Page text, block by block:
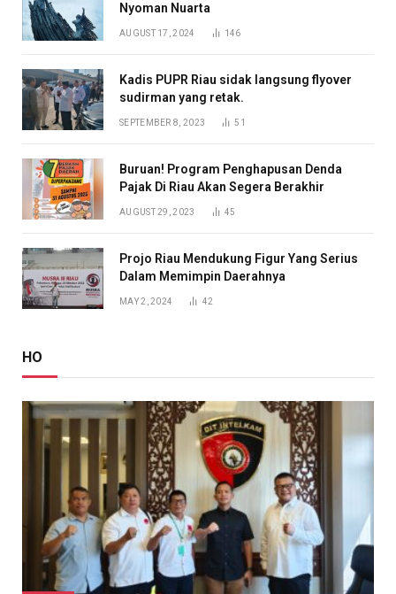
Nyoman Nuarta
AUGUST 17, 2024 146
Kadis PUPR Riau sidak langsung flyover
sudirman yang retak.
SEPTEMBER 8, 2023 51
Buruan! Program Penghapusan Denda
Pajak Di Riau Akan Segera Berakhir
AUGUST 29, 2023 45
Projo Riau Mendukung Figur Yang Serius
Dalam Memimpin Daerahnya
MAY 2, 2024 42
HO